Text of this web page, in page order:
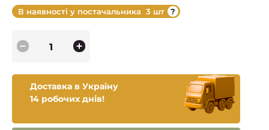
В наявності у постачальника 3 шт
Доставка в Україну
14 робочих днів!